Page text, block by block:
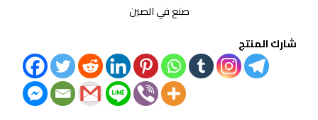
صنع في الصين
شارك المنتج